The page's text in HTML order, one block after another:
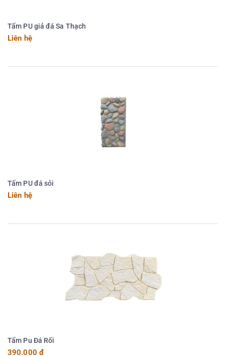
Tấm PU giả đá Sa Thạch
Liên hệ
Tấm PU đá sỏi
Liên hệ
Tấm Pu Đá Rối
390.000 đ